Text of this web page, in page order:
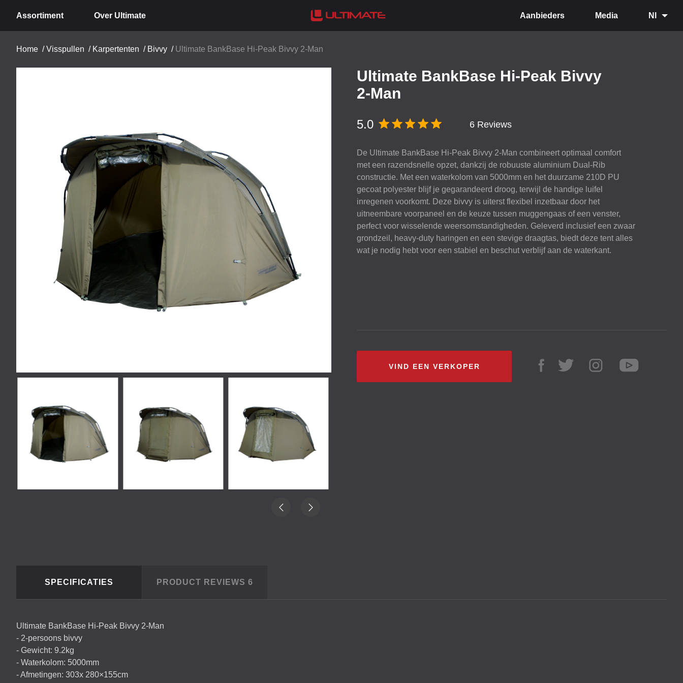
Assortiment Over Ultimate Aanbieders Media Nl
Home /Visspullen / Karpertenten / Bivvy / Ultimate BankBase Hi-Peak Bivvy 2-Man
Ultimate BankBase Hi-Peak Bivvy
2-Man
5.0 6 Reviews
De Ultimate BankBase Hi-Peak Bivvy 2-Man combineert optimaal comfort
met een razendsnelle opzet, dankzij de robuuste aluminium Dual-Rib
constructie. Met een waterkolom van 5000mm en het duurzame 210D PU
gecoat polyester blijf je gegarandeerd droog, terwijl de handige luifel
inregenen voorkomt. Deze bivvy is uiterst flexibel inzetbaar door het
uitneembare voorpaneel en de keuze tussen muggengaas of een venster,
perfect voor wisselende weersomstandigheden. Geleverd inclusief een zwaar
grondzeil, heavy-duty haringen en een stevige draagtas, biedt deze tent alles
wat je nodig hebt voor een stabiel en beschut verblijf aan de waterkant.
VIND EEN VERKOPER
SPECIFICATIES PRODUCT REVIEWS 6
Ultimate BankBase Hi-Peak Bivvy 2-Man
- 2-persoons bivvy
- Gewicht: 9.2kg
- Waterkolom: 5000mm
- Afmetingen: 303x 280×155cm